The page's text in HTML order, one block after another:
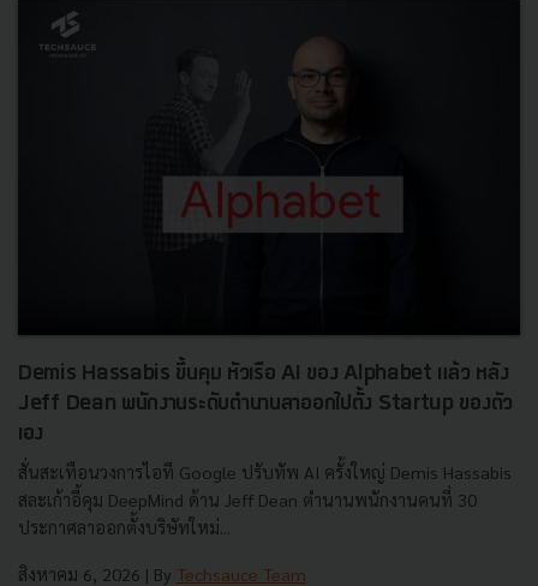
Demis Hassabis ขึ้นคุม หัวเรือ AI ของ Alphabet แล้ว หลัง
Jeff Dean พนักงานระดับตำนานลาออกไปตั้ง Startup ของตัว
เอง
สั่นสะเทือนวงการไอที Google ปรับทัพ AI ครั้งใหญ่ Demis Hassabis
สละเก้าอี้คุม DeepMind ด้าน Jeff Dean ตำนานพนักงานคนที่ 30
ประกาศลาออกตั้งบริษัทใหม่...
สิงหาคม 6, 2026 | By Techsauce Team